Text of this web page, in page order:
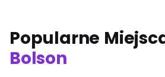
Popularne
Bolson